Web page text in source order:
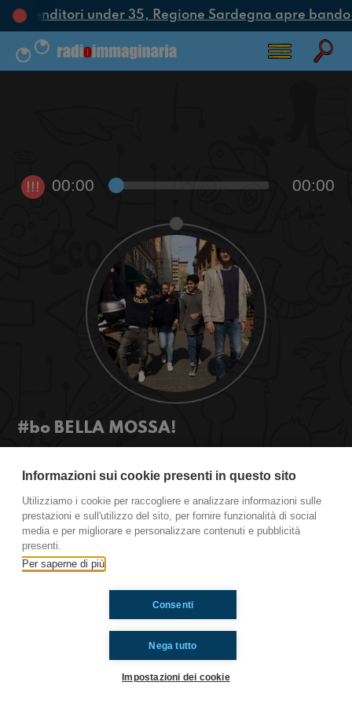
under 35, Regione Sardegna apre bando
!!! 00:00 00:00
#bo BELLA MOSSA!
bici facesse anche guadagnare? Saremmo più
scuola?
Ti è piaciuto? Condividilo!
Informazioni sui cookie presenti in questo sito
Utilizziamo i cookie per raccogliere e analizzare informazioni sulle
prestazioni e sull'utilizzo del sito, per fornire funzionalità di social
media e per migliorare e personalizzare contenuti e pubblicità
presenti.
Per saperne di più
Nega tutto
Consenti
Impostazioni dei cookie